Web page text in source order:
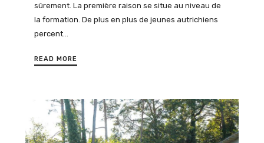
sûrement. La première raison se situe au niveau de
la formation. De plus en plus de jeunes autrichiens
percent…
READ MORE